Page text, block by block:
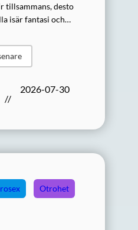
tillsammans, desto
isär fantasi och…
//
2026-07-30
Otrohet